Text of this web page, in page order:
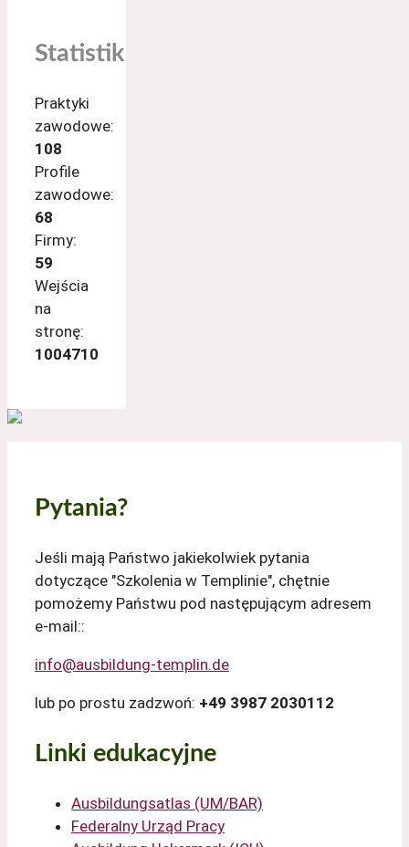
Statistik
Praktyki
zawodowe:
108
Profile
zawodowe:
68
Firmy:
59
Wejścia
na
stronę:
1004710
Pytania?
Jeśli mają Państwo jakiekolwiek pytania
dotyczące "Szkolenia w Templinie", chętnie
pomożemy Państwu pod następującym adresem
e-mail::
info@ausbildung-templin.de
lub po prostu zadzwoń: +49 3987 2030112
Linki edukacyjne
Ausbildungsatlas (UM/BAR)
Federalny Urząd Pracy